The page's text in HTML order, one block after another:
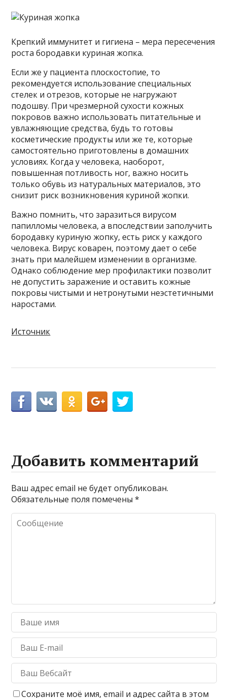
Крепкий иммунитет и гигиена – мера пересечения
роста бородавки куриная жопка.
Если же у пациента плоскостопие, то
рекомендуется использование специальных
стелек и отрезов, которые не нагружают
подошву. При чрезмерной сухости кожных
покровов важно использовать питательные и
увлажняющие средства, будь то готовы
косметические продукты или же те, которые
самостоятельно приготовлены в домашних
условиях. Когда у человека, наоборот,
повышенная потливость ног, важно носить
только обувь из натуральных материалов, это
снизит риск возникновения куриной жопки.
Важно помнить, что заразиться вирусом
папилломы человека, а впоследствии заполучить
бородавку куриную жопку, есть риск у каждого
человека. Вирус коварен, поэтому дает о себе
знать при малейшем изменении в организме.
Однако соблюдение мер профилактики позволит
не допустить заражение и оставить кожные
покровы чистыми и нетронутыми неэстетичными
наростами.
Источник
Добавить комментарий
Ваш адрес email не будет опубликован.
Обязательные поля помечены*
Сохраните моё имя, email и адрес сайта в этом